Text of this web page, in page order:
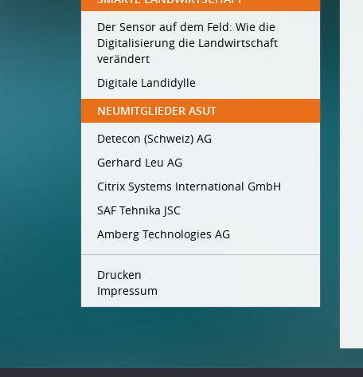
Der Sensor auf dem Feld: Wie die
Digitalisierung die Landwirtschaft
verändert
Digitale Landidylle
NEUMITGLIEDER ASUT
Detecon (Schweiz) AG
Gerhard Leu AG
Citrix Systems International GmbH
SAF Tehnika JSC
Amberg Technologies AG
Drucken
Impressum